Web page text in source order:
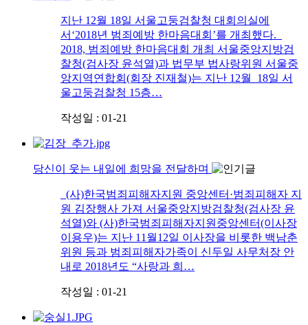
지난 12월 18일 서울고둥검찰청 대회의실에
서‘2018년 범죄예방 한마음대회’를 개최했다.
2018, 범죄예방 한마음대회 개최 서울중앙지방검
찰청(검사장 윤석열)과 법무부 법사랑위원 서울중
앙지역연합회(회장 진재철)는 지난 12월 18일 서
울고둥검찰청 15층…
작성일 : 01-21
당신이 웃는 내일에 희망을 전달하며
(사)한국범죄피해자지원 중앙센터·범죄피해자 지
원 김장행사 가져 서울중앙지방검찰청(검사장 윤
석열)와 (사)한국범죄피해자지원중앙센터(이사장
이용우)는 지난 11월12일 이사장을 비롯한 백남춘
위원 등과 범죄피해자가족이 신두일 사무처장 안
내로 2018년도 “사랑과 희…
작성일 : 01-21